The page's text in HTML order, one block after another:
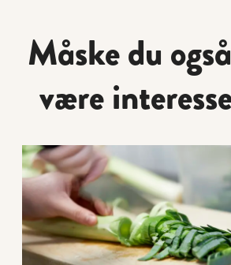
Måske du
være
Læs mere om Økologipolitik for